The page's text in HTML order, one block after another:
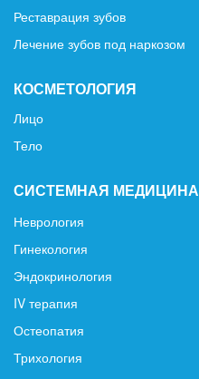
Реставрация зубов
Лечение зубов под наркозом
КОСМЕТОЛОГИЯ
Лицо
Тело
СИСТЕМНАЯ МЕДИЦИНА
Неврология
Гинекология
Эндокринология
IV терапия
Остеопатия
Трихология